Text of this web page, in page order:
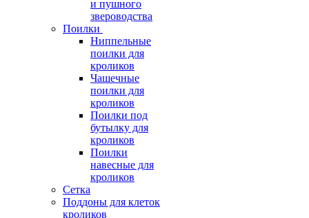
и пушного
звероводства
Поилки
Ниппельные
поилки для
кроликов
Чашечные
поилки для
кроликов
Поилки под
бутылку для
кроликов
Поилки
навесные для
кроликов
Сетка
Поддоны для клеток
кроликов